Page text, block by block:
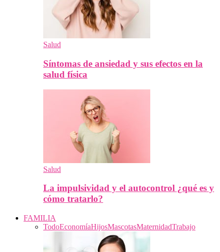
Salud
Síntomas de ansiedad y sus efectos en la
salud física
Salud
La impulsividad y el autocontrol ¿qué es y
cómo tratarlo?
FAMILIA
TodoEconomíaHijosMascotasMaternidadTrabajo